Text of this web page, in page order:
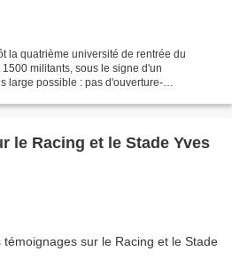
la quatrième université de rentrée du
militants, sous le signe d'un
large possible : pas d'ouverture-
le Racing et le Stade Yves